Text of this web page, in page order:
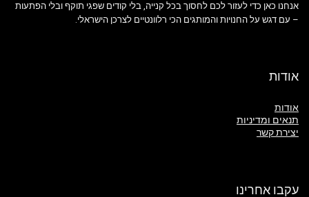
אנחנו כאן כדי לעזור לכם לחסוך בכל קנייה, בלי קודים שפגי תוקף ובלי הפתעות
– עם דגש על החנויות והמותגים הכי רלוונטיים לצרכן הישראלי.
אודות
אודות
תנאים ומדיניות
יצירת קשר
עקבו אחרינו